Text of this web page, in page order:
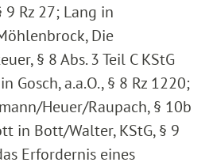
9 Rz 27; Lang in
Die
§ 8 Abs. 3 Teil C KStG
Gosch, a.a.O., § 8 Rz 1220;
Heuer/Raupach, § 10b
in Bott/Walter, KStG, § 9
Erfordernis eines